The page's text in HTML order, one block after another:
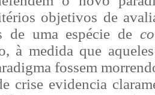
objetivos de
de uma espécie de
à medida que
fossem
crise evidencia